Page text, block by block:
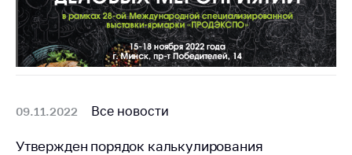
09.11.2022 Все новости
Утвержден порядок калькулирования